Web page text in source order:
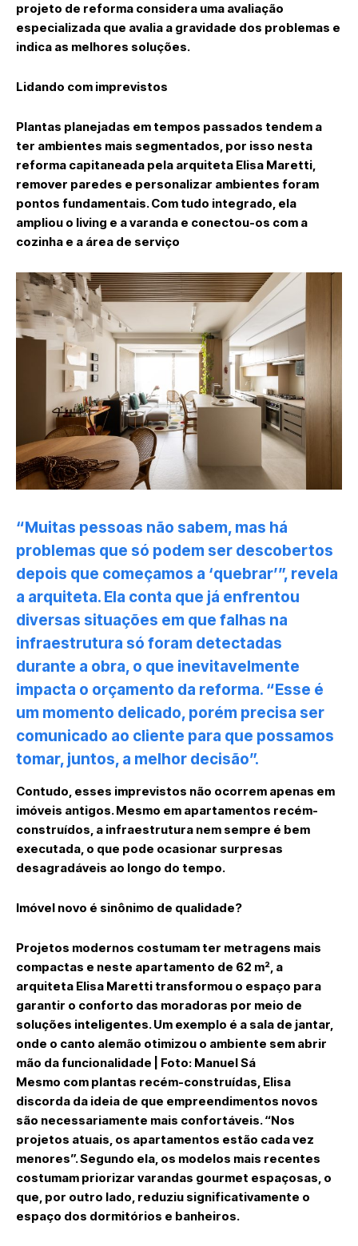
projeto de reforma considera uma avaliação
especializada que avalia a gravidade dos problemas e
indica as melhores soluções.
Lidando com imprevistos
Plantas planejadas em tempos passados tendem a
ter ambientes mais segmentados, por isso nesta
reforma capitaneada pela arquiteta Elisa Maretti,
remover paredes e personalizar ambientes foram
pontos fundamentais. Com tudo integrado, ela
ampliou o living e a varanda e conectou-os com a
cozinha e a área de serviço
“Muitas pessoas não sabem, mas há
problemas que só podem ser descobertos
depois que começamos a ‘quebrar’”, revela
a arquiteta. Ela conta que já enfrentou
diversas situações em que falhas na
infraestrutura só foram detectadas
durante a obra, o que inevitavelmente
impacta o orçamento da reforma. “Esse é
um momento delicado, porém precisa ser
comunicado ao cliente para que possamos
tomar, juntos, a melhor decisão”.
Contudo, esses imprevistos não ocorrem apenas em
imóveis antigos. Mesmo em apartamentos recém-
construídos, a infraestrutura nem sempre é bem
executada, o que pode ocasionar surpresas
desagradáveis ao longo do tempo.
Imóvel novo é sinônimo de qualidade?
Projetos modernos costumam ter metragens mais
compactas e neste apartamento de 62 m², a
arquiteta Elisa Maretti transformou o espaço para
garantir o conforto das moradoras por meio de
soluções inteligentes. Um exemplo é a sala de jantar,
onde o canto alemão otimizou o ambiente sem abrir
mão da funcionalidade | Foto: Manuel Sá
Mesmo com plantas recém-construídas, Elisa
discorda da ideia de que empreendimentos novos
são necessariamente mais confortáveis. “Nos
projetos atuais, os apartamentos estão cada vez
menores”. Segundo ela, os modelos mais recentes
costumam priorizar varandas gourmet espaçosas, o
que, por outro lado, reduziu significativamente o
espaço dos dormitórios e banheiros.